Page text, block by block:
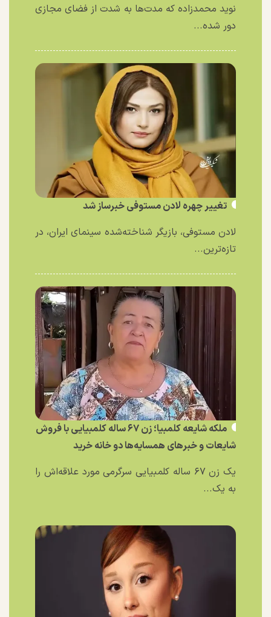
نوید محمدزاده که مدت‌ها به شدت از فضای مجازی
دور شده...
تغییر چهره لادن مستوفی خبرساز شد
لادن مستوفی، بازیگر شناخته‌شده سینمای ایران، در
تازه‌ترین...
ملکه شایعه کلمبیا؛ زن ۶۷ ساله کلمبیایی با فروش
شایعات و خبر‌های همسایه‌ها دو خانه خرید
یک زن ۶۷ ساله کلمبیایی سرگرمی مورد علاقه‌اش را
به یک...